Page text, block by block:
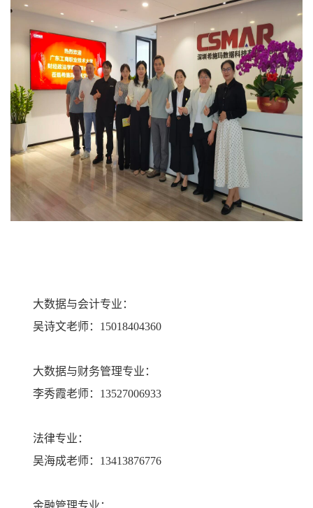
大数据与会计专业：
吴诗文老师：15018404360
大数据与财务管理专业：
李秀霞老师：13527006933
法律专业：
吴海成老师：13413876776
金融管理专业：